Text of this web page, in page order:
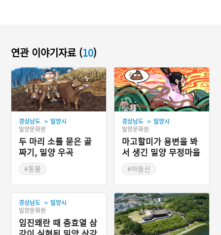
연관 이야기자료 (10)
경상남도 > 밀양시
밀양문화원
두 마리 소를 묻은 골
짜기, 밀양 우곡
#동물
경상남도 > 밀양시
밀양문화원
마고할미가 용변을 봐
서 생긴 밀양 무정마을
#마을신
경상남도 > 밀양시
밀양문화원
임진왜란 때 충효열 삼